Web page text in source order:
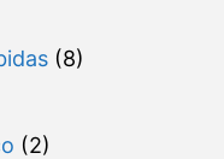
(8)
(2)